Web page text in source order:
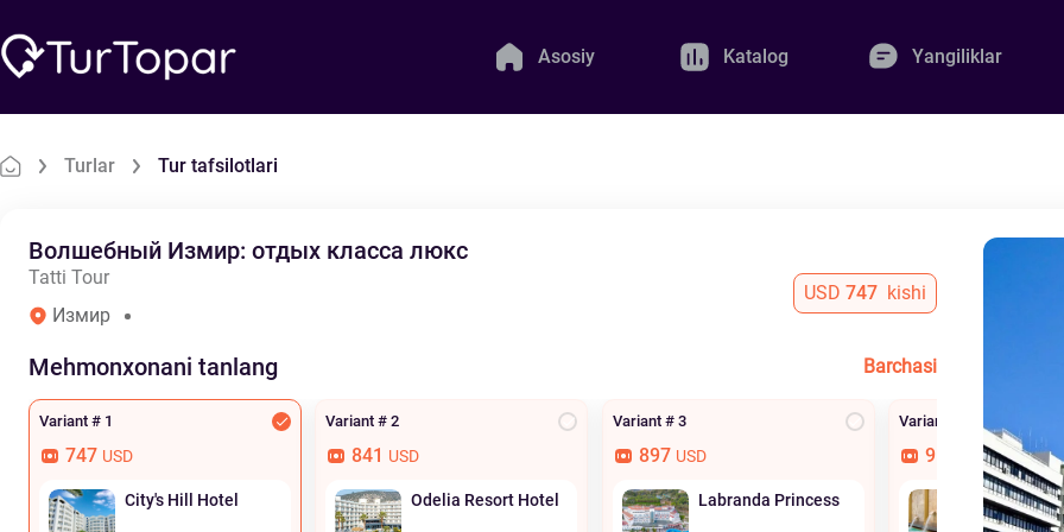
Asosiy Katalog Yangiliklar
Turlar Tur tafsilotlari
Волшебный Измир: отдых класса люкс
Tatti Tour
Измир
USD 747 kishi
Mehmonxonani tanlang Barchasi
Variant # 1
747 USD
City's Hill Hotel
Variant # 2
841 USD
Odelia Resort Hotel
Variant # 3
897 USD
Labranda Princess
Variant # 4
956 USD
Seven
Thermal